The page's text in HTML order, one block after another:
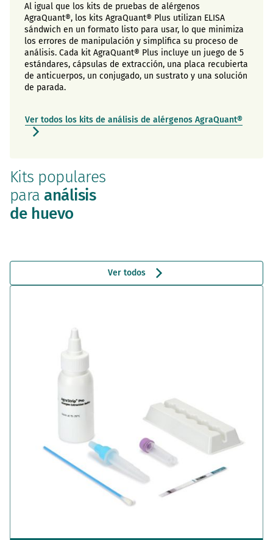
Al igual que los kits de pruebas de alérgenos
AgraQuant®, los kits AgraQuant® Plus utilizan ELISA
sándwich en un formato listo para usar, lo que minimiza
los errores de manipulación y simplifica su proceso de
análisis. Cada kit AgraQuant® Plus incluye un juego de 5
estándares, cápsulas de extracción, una placa recubierta
de anticuerpos, un conjugado, un sustrato y una solución
de parada.
Ver todos los kits de análisis de alérgenos AgraQuant®
Kits populares
para análisis
de huevo
Ver todos